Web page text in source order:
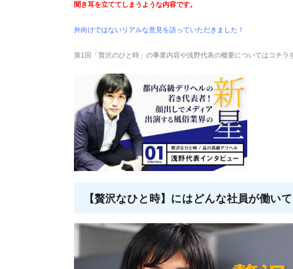
聞き耳を立ててしまうような内容です。
外向けではないリアルな意見を語っていただきました！
第1回「贅沢のひと時」の事業内容や浅野代表の概要についてはコチラ
【贅沢なひと時】にはどんな社員が働い